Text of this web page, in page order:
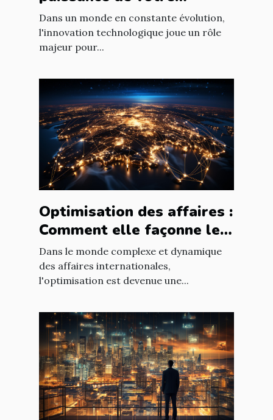
entreprise grâce aux
nouvelles technologies
Dans un monde en constante évolution,
l'innovation technologique joue un rôle
majeur pour...
Optimisation des affaires :
Comment elle façonne le
paysage économique
international
Dans le monde complexe et dynamique
des affaires internationales,
l'optimisation est devenue une...